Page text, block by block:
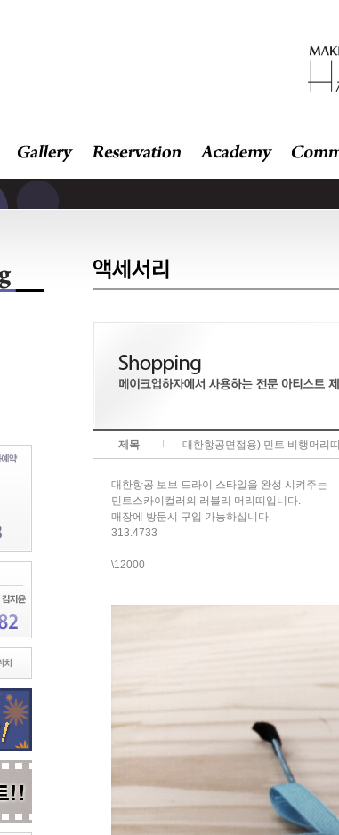
제목 대한항공면접용) 민트 비행머리띠
대한항공 보브 드라이 스타일을 완성 시켜주는
민트스카이컬러의 러블리 머리띠입니다.
매장에 방문시 구입 가능하십니다.
313.4733
\12000